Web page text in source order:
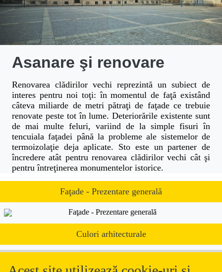
Asanare şi renovare
Renovarea clădirilor vechi reprezintă un subiect de
interes pentru noi toţi: în momentul de faţă existând
câteva miliarde de metri pătraţi de faţade ce trebuie
renovate peste tot în lume. Deteriorările existente sunt
de mai multe feluri, variind de la simple fisuri în
tencuiala faţadei până la probleme ale sistemelor de
termoizolaţie deja aplicate. Sto este un partener de
încredere atât pentru renovarea clădirilor vechi cât şi
pentru întreţinerea monumentelor istorice.
Faţade - Prezentare generală
Faţade - Prezentare generală
Culori arhitecturale
Sistemul Culori Arhitecturale oferă 300 de
culori. Această colecţie suplimentează sistemul